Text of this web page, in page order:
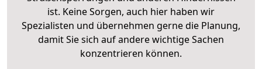
ist. Keine Sorgen, auch hier haben wir
Spezialisten und übernehmen gerne die Planung,
damit Sie sich auf andere wichtige Sachen
konzentrieren können.